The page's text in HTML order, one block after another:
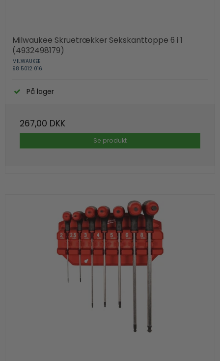
Milwaukee Skruetrækker Sekskanttoppe 6 i 1
(4932498179)
MILWAUKEE
98 5012 016
På lager
267,00 DKK
Se produkt